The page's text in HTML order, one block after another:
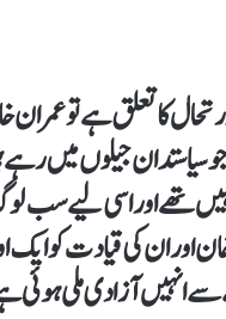
تعلق ہے تو عمران
جیلوں میں رہے
اور اسی لیے سب لوگ
اور ان کی قیادت کو ایک
آزادی ملی ہوئی